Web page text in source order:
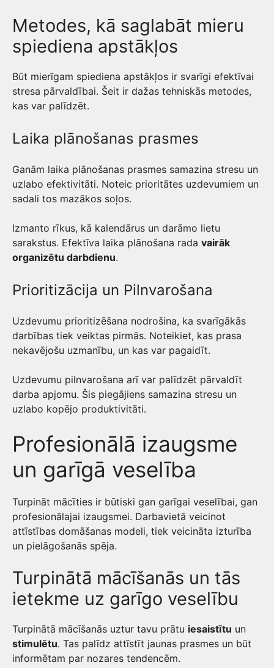
Metodes, kā saglabāt mieru
spiediena apstākļos
Būt mierīgam spiediena apstākļos ir svarīgi efektīvai
stresa pārvaldībai. Šeit ir dažas tehniskās metodes,
kas var palīdzēt.
Laika plānošanas prasmes
Ganām laika plānošanas prasmes samazina stresu un
uzlabo efektivitāti. Noteic prioritātes uzdevumiem un
sadali tos mazākos soļos.
Izmanto rīkus, kā kalendārus un darāmo lietu
sarakstus. Efektīva laika plānošana rada vairāk
organizētu darbdienu.
Prioritizācija un Pilnvarošana
Uzdevumu prioritizēšana nodrošina, ka svarīgākās
darbības tiek veiktas pirmās. Noteikiet, kas prasa
nekavējošu uzmanību, un kas var pagaidīt.
Uzdevumu pilnvarošana arī var palīdzēt pārvaldīt
darba apjomu. Šis piegājiens samazina stresu un
uzlabo kopējo produktivitāti.
Profesionālā izaugsme
un garīgā veselība
Turpināt mācīties ir būtiski gan garīgai veselībai, gan
profesionālajai izaugsmei. Darbavietā veicinot
attīstības domāšanas modeli, tiek veicināta izturība
un pielāgošanās spēja.
Turpinātā mācīšanās un tās
ietekme uz garīgo veselību
Turpinātā mācīšanās uztur tavu prātu iesaistītu un
stimulētu. Tas palīdz attīstīt jaunas prasmes un būt
informētam par nozares tendencēm.